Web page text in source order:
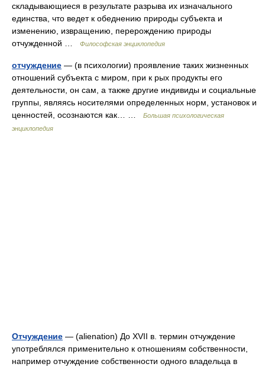
складывающиеся в результате разрыва их изначального
единства, что ведет к обеднению природы субъекта и
изменению, извращению, перерождению природы
отчужденной …
Философская энциклопедия
отчуждение — (в психологии) проявление таких жизненных
отношений субъекта с миром, при к рых продукты его
деятельности, он сам, а также другие индивиды и социальные
группы, являясь носителями определенных норм, установок и
ценностей, осознаются как… …
Большая психологическая
энциклопедия
Отчуждение — (alienation) До XVII в. термин отчуждение
употреблялся применительно к отношениям собственности,
например отчуждение собственности одного владельца в